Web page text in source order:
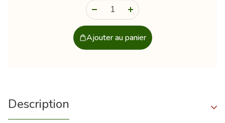
Ajouter au panier
Description